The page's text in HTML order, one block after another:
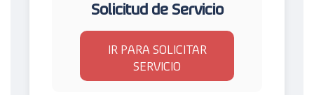
Solicitud de Servicio
IR PARA SOLICITAR
SERVICIO